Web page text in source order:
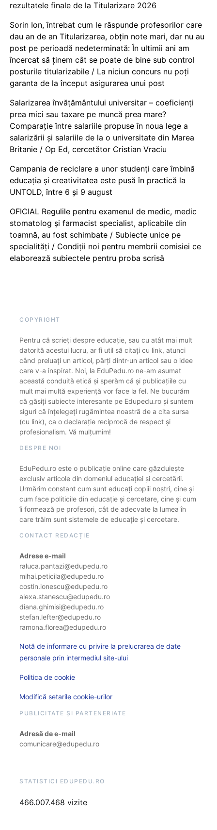
rezultatele finale de la Titularizare 2026
Sorin Ion, întrebat cum le răspunde profesorilor care
dau an de an Titularizarea, obțin note mari, dar nu au
post pe perioadă nedeterminată: În ultimii ani am
încercat să ținem cât se poate de bine sub control
posturile titularizabile / La niciun concurs nu poți
garanta de la început asigurarea unui post
Salarizarea învățământului universitar – coeficienți
prea mici sau taxare pe muncă prea mare?
Comparație între salariile propuse în noua lege a
salarizării și salariile de la o universitate din Marea
Britanie / Op Ed, cercetător Cristian Vraciu
Campania de reciclare a unor studenți care îmbină
educația și creativitatea este pusă în practică la
UNTOLD, între 6 și 9 august
OFICIAL Regulile pentru examenul de medic, medic
stomatolog și farmacist specialist, aplicabile din
toamnă, au fost schimbate / Subiecte unice pe
specialități / Condiții noi pentru membrii comisiei ce
elaborează subiectele pentru proba scrisă
COPYRIGHT
Pentru că scrieți despre educație, sau cu atât mai mult
datorită acestui lucru, ar fi util să citați cu link, atunci
când preluați un articol, părți dintr-un articol sau o idee
care v-a inspirat. Noi, la EduPedu.ro ne-am asumat
această conduită etică și sperăm că și publicațiile cu
mult mai multă experiență vor face la fel. Ne bucurăm
că găsiți subiecte interesante pe Edupedu.ro și suntem
siguri că înțelegeți rugămintea noastră de a cita sursa
(cu link), ca o declarație reciprocă de respect și
profesionalism. Vă mulțumim!
DESPRE NOI
EduPedu.ro este o publicație online care găzduiește
exclusiv articole din domeniul educației și cercetării.
Urmărim constant cum sunt educați copiii noștri, cine și
cum face politicile din educație și cercetare, cine și cum
îi formează pe profesori, cât de adecvate la lumea în
care trăim sunt sistemele de educație și cercetare.
CONTACT REDACȚIE
Adrese e-mail
raluca.pantazi@edupedu.ro
mihai.peticila@edupedu.ro
costin.ionescu@edupedu.ro
alexa.stanescu@edupedu.ro
diana.ghimisi@edupedu.ro
stefan.lefter@edupedu.ro
ramona.florea@edupedu.ro
Notă de informare cu privire la prelucrarea de date
personale prin intermediul site-ului
Politica de cookie
Modifică setarile cookie-urilor
PUBLICITATE ȘI PARTENERIATE
Adresă de e-mail
comunicare@edupedu.ro
STATISTICI EDUPEDU.RO
466.007.468 vizite